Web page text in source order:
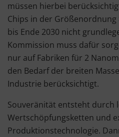
müssen hierbei
Chips in der Größenordnung
bis Ende 2030 nicht
Kommission muss dafür
nur auf Fabriken für 2
den Bedarf der breiten
Industrie berücksichtigt.
Souveränität entsteht durch
Wertschöpfungsketten und
Produktionstechnologie.